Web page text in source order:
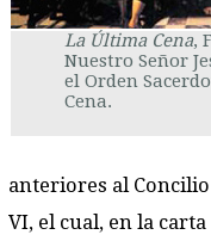
La Última Cena,
Nuestro Señor
el Orden
Cena.
anteriores al
VI, el cual, en la